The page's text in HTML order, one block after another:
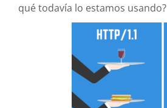
qué todavía lo estamos usando?